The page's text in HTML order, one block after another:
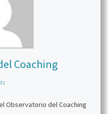
Coaching
Observatorio del Coaching